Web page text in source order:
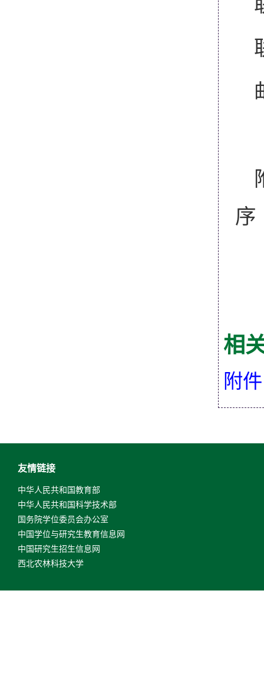
相
附
友情链接
中华人民共和国教育部
中华人民共和国科学技术部
国务院学位委员会办公室
中国学位与研究生教育信息网
中国研究生招生信息网
西北农林科技大学